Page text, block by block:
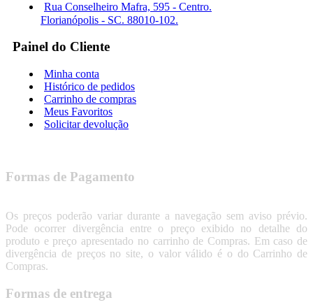
Rua Conselheiro Mafra, 595 - Centro.
Florianópolis - SC. 88010-102.
Painel do Cliente
Minha conta
Histórico de pedidos
Carrinho de compras
Meus Favoritos
Solicitar devolução
Formas de Pagamento
Os preços poderão variar durante a navegação sem aviso prévio.
Pode ocorrer divergência entre o preço exibido no detalhe do
produto e preço apresentado no carrinho de Compras. Em caso de
divergência de preços no site, o valor válido é o do Carrinho de
Compras.
Formas de entrega